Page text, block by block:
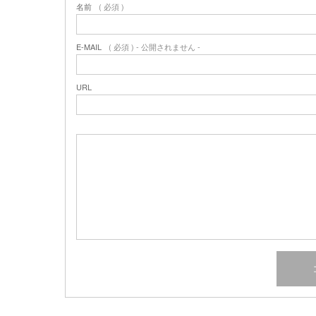
名前 ( 必須 )
E-MAIL ( 必須 ) - 公開されません -
URL